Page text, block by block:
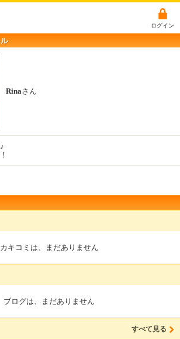
ログイン
Rinaさん
カキコミは、まだありません
ブログは、まだありません
すべて見る